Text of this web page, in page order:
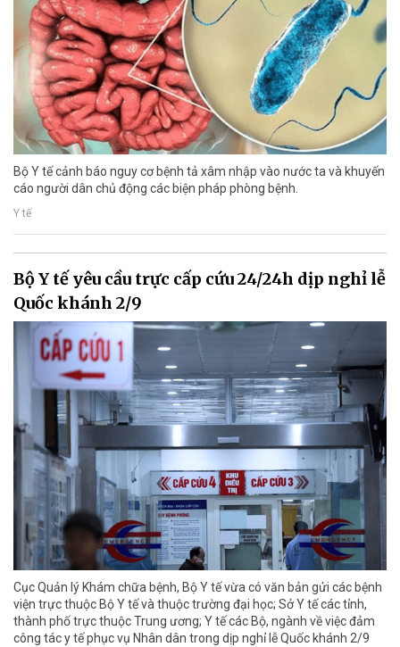
Bộ Y tế cảnh báo nguy cơ bệnh tả xâm nhập vào nước ta và khuyến
cáo người dân chủ động các biện pháp phòng bệnh.
Y tế
Bộ Y tế yêu cầu trực cấp cứu 24/24h dịp nghỉ lễ
Quốc khánh 2/9
Cục Quản lý Khám chữa bệnh, Bộ Y tế vừa có văn bản gửi các bệnh
viện trực thuộc Bộ Y tế và thuộc trường đại học; Sở Y tế các tỉnh,
thành phố trực thuộc Trung ương; Y tế các Bộ, ngành về việc đảm
công tác y tế phục vụ Nhân dân trong dịp nghỉ lễ Quốc khánh 2/9